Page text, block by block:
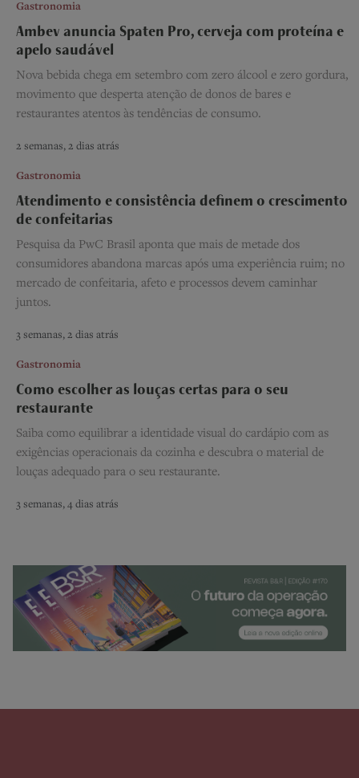
Gastronomia
Ambev anuncia Spaten Pro, cerveja com proteína e
apelo saudável
Nova bebida chega em setembro com zero álcool e zero gordura,
movimento que desperta atenção de donos de bares e
restaurantes atentos às tendências de consumo.
2 semanas, 2 dias atrás
Gastronomia
Atendimento e consistência definem o crescimento
de confeitarias
Pesquisa da PwC Brasil aponta que mais de metade dos
consumidores abandona marcas após uma experiência ruim; no
mercado de confeitaria, afeto e processos devem caminhar
juntos.
3 semanas, 2 dias atrás
Gastronomia
Como escolher as louças certas para o seu
restaurante
Saiba como equilibrar a identidade visual do cardápio com as
exigências operacionais da cozinha e descubra o material de
louças adequado para o seu restaurante.
3 semanas, 4 dias atrás